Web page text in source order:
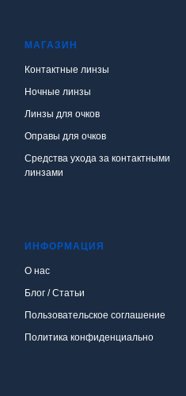
МАГАЗИН
Контактные линзы
Ночные линзы
Линзы для очков
Оправы для очков
Средства ухода за контактными
линзами
ИНФОРМАЦИЯ
О нас
Блог / Статьи
Пользовательское соглашение
Политика конфиденциально